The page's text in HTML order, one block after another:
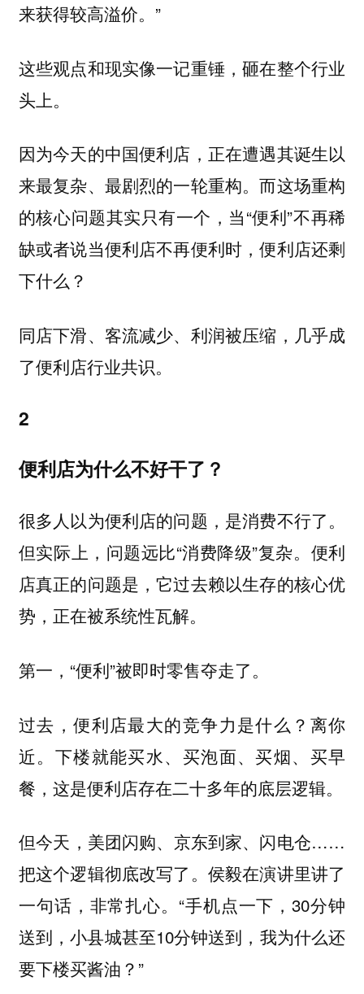
来获得较高溢价。”
这些观点和现实像一记重锤，砸在整个行业
头上。
因为今天的中国便利店，正在遭遇其诞生以
来最复杂、最剧烈的一轮重构。而这场重构
的核心问题其实只有一个，当“便利”不再稀
缺或者说当便利店不再便利时，便利店还剩
下什么？
同店下滑、客流减少、利润被压缩，几乎成
了便利店行业共识。
2
便利店为什么不好干了？
很多人以为便利店的问题，是消费不行了。
但实际上，问题远比“消费降级”复杂。便利
店真正的问题是，它过去赖以生存的核心优
势，正在被系统性瓦解。
第一，“便利”被即时零售夺走了。
过去，便利店最大的竞争力是什么？离你
近。下楼就能买水、买泡面、买烟、买早
餐，这是便利店存在二十多年的底层逻辑。
但今天，美团闪购、京东到家、闪电仓……
把这个逻辑彻底改写了。侯毅在演讲里讲了
一句话，非常扎心。“手机点一下，30分钟
送到，小县城甚至10分钟送到，我为什么还
要下楼买酱油？”